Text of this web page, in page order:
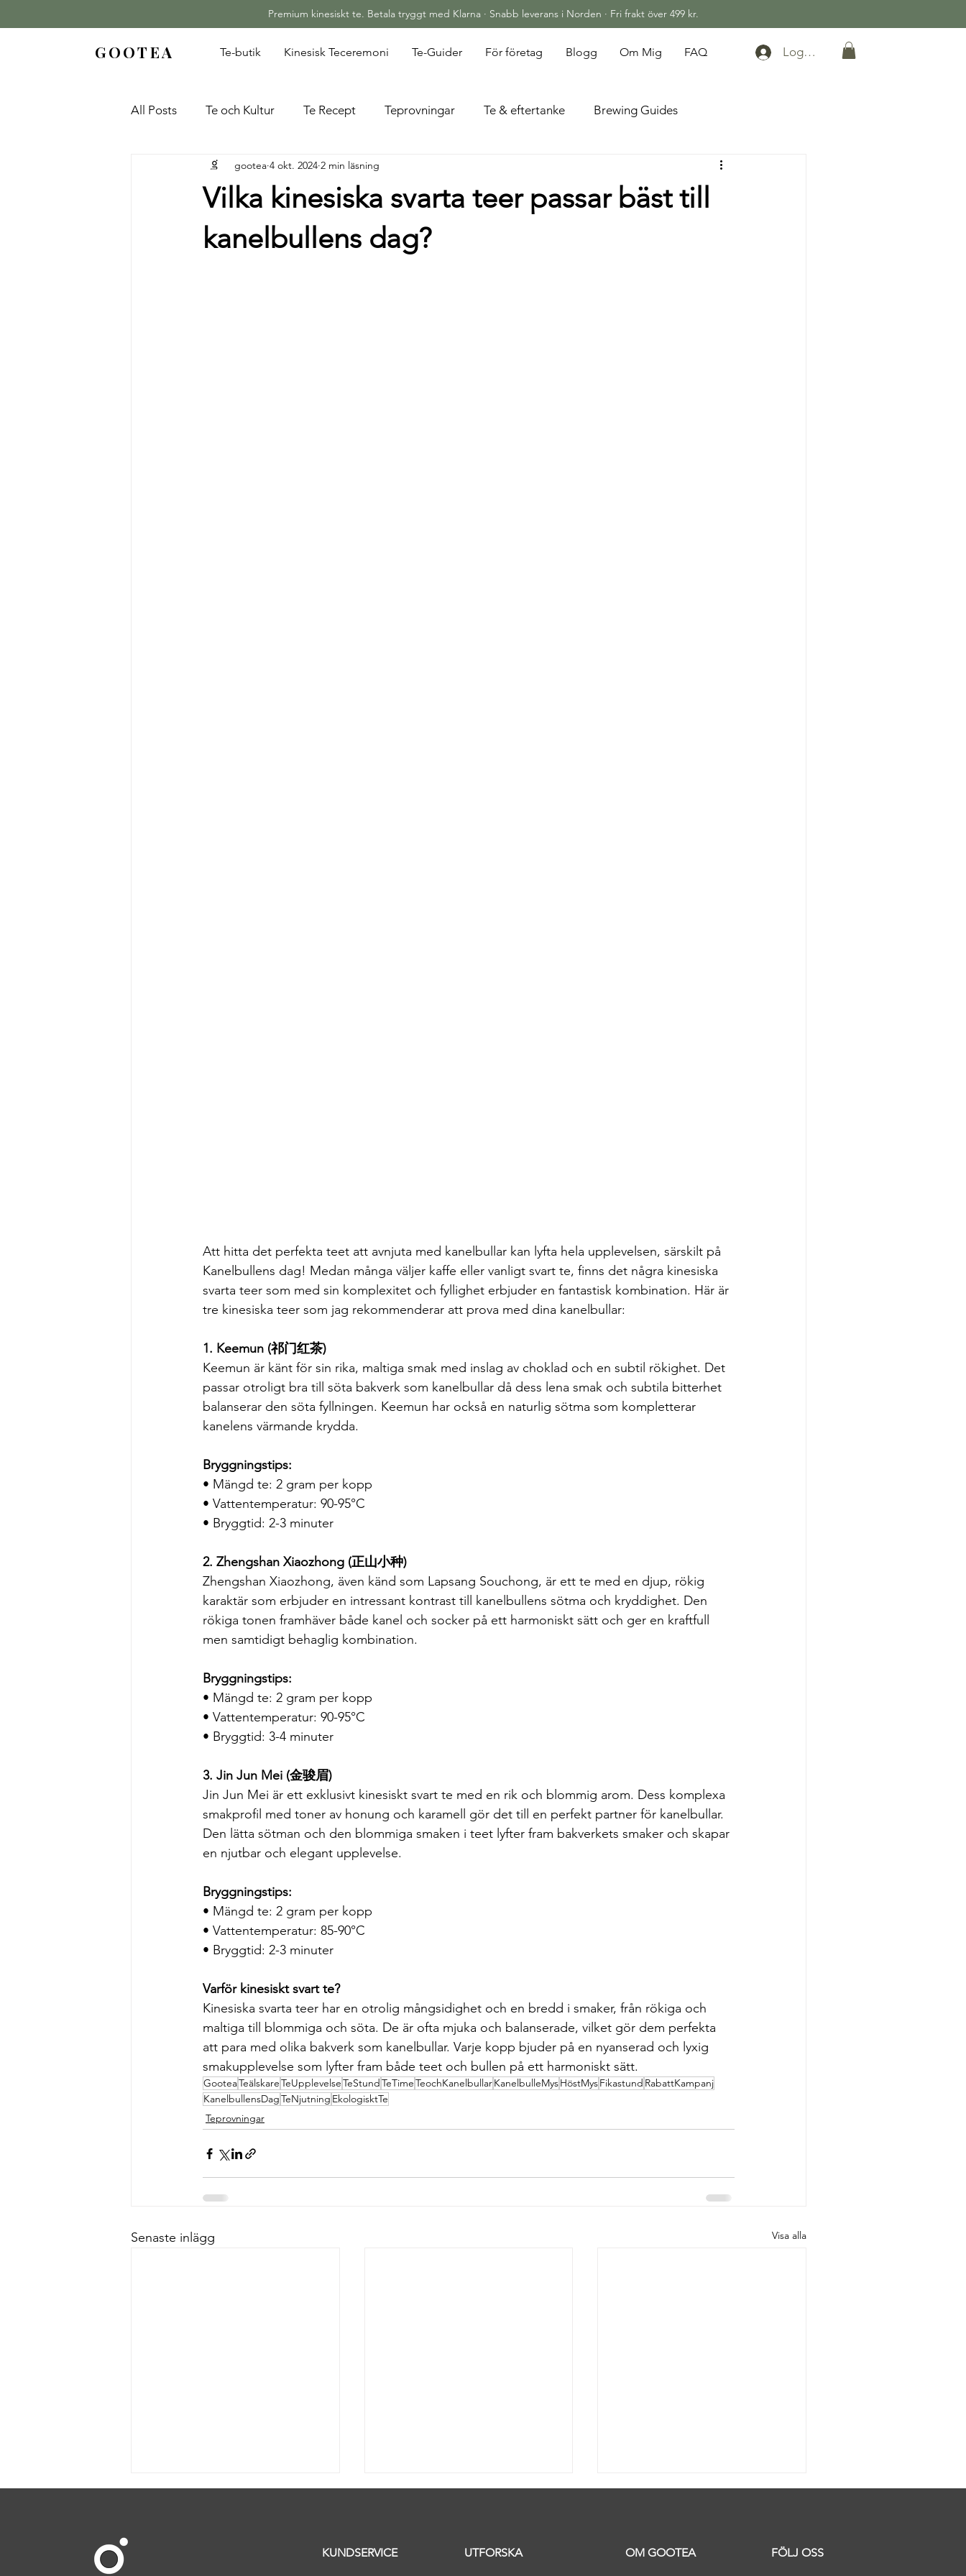
Premium kinesiskt te. Betala tryggt med Klarna · Snabb leverans i Norden · Fri frakt över 499 kr.
GOOTEA Te-butik Kinesisk Teceremoni Te-Guider För företag Blogg Om Mig FAQ Logga in
All Posts Te och Kultur Te Recept Teprovningar Te & eftertanke Brewing Guides
Vilka kinesiska svarta teer passar bäst till
kanelbullens dag?
gootea 4 okt. 2024 2 min läsning
Att hitta det perfekta teet att avnjuta med kanelbullar kan lyfta hela upplevelsen, särskilt på
Kanelbullens dag! Medan många väljer kaffe eller vanligt svart te, finns det några kinesiska
svarta teer som med sin komplexitet och fyllighet erbjuder en fantastisk kombination. Här är
tre kinesiska teer som jag rekommenderar att prova med dina kanelbullar:
1. Keemun (祁门红茶)
Keemun är känt för sin rika, maltiga smak med inslag av choklad och en subtil rökighet. Det
passar otroligt bra till söta bakverk som kanelbullar då dess lena smak och subtila bitterhet
balanserar den söta fyllningen. Keemun har också en naturlig sötma som kompletterar
kanelens värmande krydda.
Bryggningstips:
• Mängd te: 2 gram per kopp
• Vattentemperatur: 90-95°C
• Bryggtid: 2-3 minuter
2. Zhengshan Xiaozhong (正山小种)
Zhengshan Xiaozhong, även känd som Lapsang Souchong, är ett te med en djup, rökig
karaktär som erbjuder en intressant kontrast till kanelbullens sötma och kryddighet. Den
rökiga tonen framhäver både kanel och socker på ett harmoniskt sätt och ger en kraftfull
men samtidigt behaglig kombination.
Bryggningstips:
• Mängd te: 2 gram per kopp
• Vattentemperatur: 90-95°C
• Bryggtid: 3-4 minuter
3. Jin Jun Mei (金骏眉)
Jin Jun Mei är ett exklusivt kinesiskt svart te med en rik och blommig arom. Dess komplexa
smakprofil med toner av honung och karamell gör det till en perfekt partner för kanelbullar.
Den lätta sötman och den blommiga smaken i teet lyfter fram bakverkets smaker och skapar
en njutbar och elegant upplevelse.
Bryggningstips:
• Mängd te: 2 gram per kopp
• Vattentemperatur: 85-90°C
• Bryggtid: 2-3 minuter
Varför kinesiskt svart te?
Kinesiska svarta teer har en otrolig mångsidighet och en bredd i smaker, från rökiga och
maltiga till blommiga och söta. De är ofta mjuka och balanserade, vilket gör dem perfekta
att para med olika bakverk som kanelbullar. Varje kopp bjuder på en nyanserad och lyxig
smakupplevelse som lyfter fram både teet och bullen på ett harmoniskt sätt.
GooteaTeälskareTeUpplevelseTeStund TeTimeTeochKanelbullarKanelbulleMysHöstMysFikastund RabattKampanj
KanelbullensDagTeNjutning EkologisktTe
Teprovningar
Senaste inlägg Visa alla
KUNDSERVICE UTFORSKA OM GOOTEA FÖLJ OSS